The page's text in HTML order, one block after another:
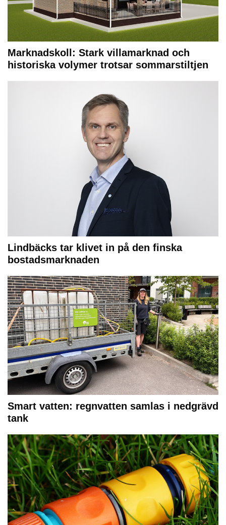
Marknadskoll: Stark villamarknad och
historiska volymer trotsar sommarstiltjen
Lindbäcks tar klivet in på den finska
bostadsmarknaden
Smart vatten: regnvatten samlas i nedgrävd
tank